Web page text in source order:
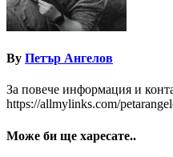
By Петър Ангелов
За повече информация и
https://allmylinks.com/
Може би ще харесате..